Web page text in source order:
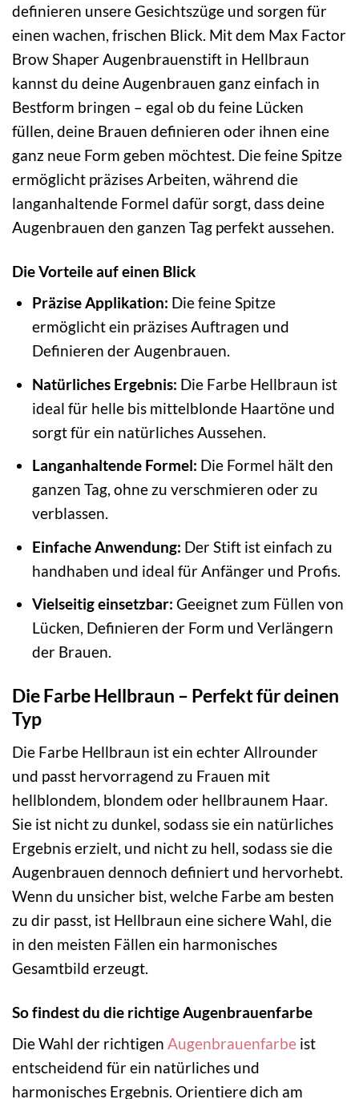
definieren unsere Gesichtszüge und sorgen für
einen wachen, frischen Blick. Mit dem Max Factor
Brow Shaper Augenbrauenstift in Hellbraun
kannst du deine Augenbrauen ganz einfach in
Bestform bringen – egal ob du feine Lücken
füllen, deine Brauen definieren oder ihnen eine
ganz neue Form geben möchtest. Die feine Spitze
ermöglicht präzises Arbeiten, während die
langanhaltende Formel dafür sorgt, dass deine
Augenbrauen den ganzen Tag perfekt aussehen.
Die Vorteile auf einen Blick
Präzise Applikation: Die feine Spitze
ermöglicht ein präzises Auftragen und
Definieren der Augenbrauen.
Natürliches Ergebnis: Die Farbe Hellbraun ist
ideal für helle bis mittelblonde Haartöne und
sorgt für ein natürliches Aussehen.
Langanhaltende Formel: Die Formel hält den
ganzen Tag, ohne zu verschmieren oder zu
verblassen.
Einfache Anwendung: Der Stift ist einfach zu
handhaben und ideal für Anfänger und Profis.
Vielseitig einsetzbar: Geeignet zum Füllen von
Lücken, Definieren der Form und Verlängern
der Brauen.
Die Farbe Hellbraun – Perfekt für deinen
Typ
Die Farbe Hellbraun ist ein echter Allrounder
und passt hervorragend zu Frauen mit
hellblondem, blondem oder hellbraunem Haar.
Sie ist nicht zu dunkel, sodass sie ein natürliches
Ergebnis erzielt, und nicht zu hell, sodass sie die
Augenbrauen dennoch definiert und hervorhebt.
Wenn du unsicher bist, welche Farbe am besten
zu dir passt, ist Hellbraun eine sichere Wahl, die
in den meisten Fällen ein harmonisches
Gesamtbild erzeugt.
So findest du die richtige Augenbrauenfarbe
Die Wahl der richtigen Augenbrauenfarbe ist
entscheidend für ein natürliches und
harmonisches Ergebnis. Orientiere dich am